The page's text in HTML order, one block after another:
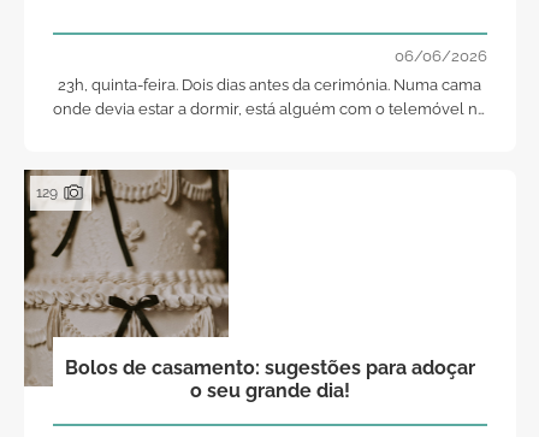
06/06/2026
23h, quinta-feira. Dois dias antes da cerimónia. Numa cama
onde devia estar a dormir, está alguém com o telemóvel na
esqueceram do bolo. Esqueceram-se de o levar a sério.
Bolos de casamento: sugestões para adoçar
o seu grande dia!
129